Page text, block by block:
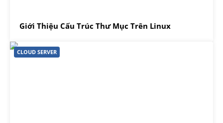
Giới Thiệu Cấu Trúc Thư Mục Trên Linux
CLOUD SERVER